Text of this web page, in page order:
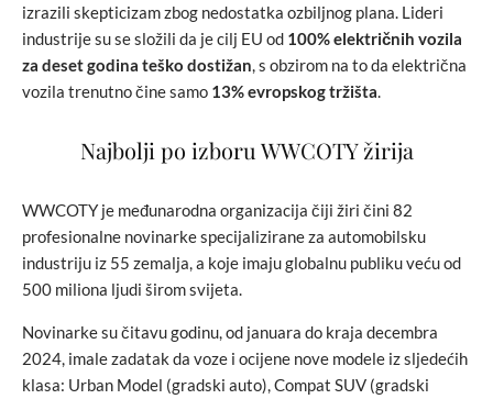
izrazili skepticizam zbog nedostatka ozbiljnog plana. Lideri
industrije su se složili da je cilj EU od 100% električnih vozila
za deset godina teško dostižan, s obzirom na to da električna
vozila trenutno čine samo 13% evropskog tržišta.
Najbolji po izboru WWCOTY žirija
WWCOTY je međunarodna organizacija čiji žiri čini 82
profesionalne novinarke specijalizirane za automobilsku
industriju iz 55 zemalja, a koje imaju globalnu publiku veću od
500 miliona ljudi širom svijeta.
Novinarke su čitavu godinu, od januara do kraja decembra
2024, imale zadatak da voze i ocijene nove modele iz sljedećih
klasa: Urban Model (gradski auto), Compat SUV (gradski